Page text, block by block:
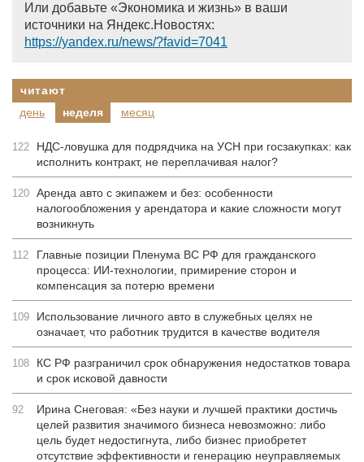
Или добавьте «Экономика и жизнь» в ваши
источники на Яндекс.Новостях:
https://yandex.ru/news/?favid=7041
читают
день
неделя месяц
122
НДС-ловушка для подрядчика на УСН при госзакупках: как
исполнить контракт, не переплачивая налог?
120 Аренда авто с экипажем и без: особенности
налогообложения у арендатора и какие сложности могут
возникнуть
112
Главные позиции Пленума ВС РФ для гражданского
процесса: ИИ-технологии, примирение сторон и
компенсация за потерю времени
109
Использование личного авто в служебных целях не
означает, что работник трудится в качестве водителя
108
КС РФ разграничил срок обнаружения недостатков товара
и срок исковой давности
92
Ирина Снеговая: «Без науки и лучшей практики достичь
целей развития значимого бизнеса невозможно: либо
цель будет недостигнута, либо бизнес приобретет
отсутствие эффективности и генерацию неуправляемых